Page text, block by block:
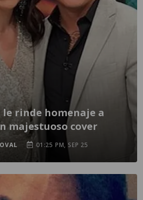
le rinde homenaje a
majestuoso cover
01:25 PM, SEP 25